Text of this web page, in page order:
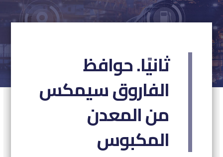
ثانيًا. حوافظ
الفاروق سيمكس
من المعدن
المكبوس